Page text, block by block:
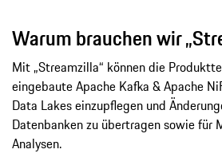
Warum brauchen wir
Mit „Streamzilla“ können die
eingebaute Apache Kafka & Apache
Data Lakes einzupflegen und
Datenbanken zu übertragen sowie für
Analysen.